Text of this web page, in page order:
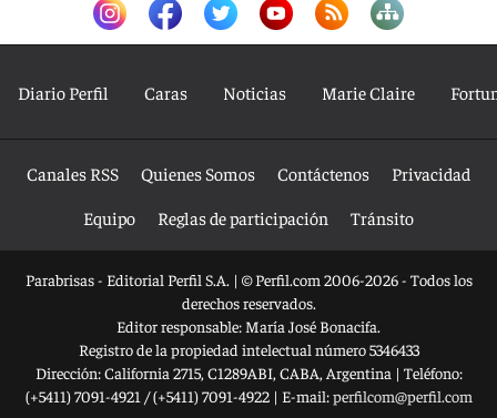
Diario Perfil Caras Noticias Marie Claire
Canales RSS Quienes Somos Contáctenos
Privacidad
Equipo
Reglas de participación Tránsito
Parabrisas - Editorial Perfil S.A. | © Perfil.com 2006-2026 - Todos los
derechos reservados.
Editor responsable: María José Bonacifa.
Registro de la propiedad intelectual número 5346433
Dirección:California 2715, C1289ABI, CABA, Argentina | Teléfono:
(+5411) 7091-4921 /(+5411) 7091-4922| E-mail:perfilcom@perfil.com